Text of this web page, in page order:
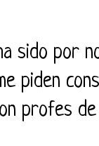
sido por
piden
profes de